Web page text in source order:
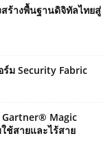
สร้างพื้นฐานดิจิทัลไทยสู่
ม Security Fabric
Gartner® Magic
ช้สายและไร้สาย